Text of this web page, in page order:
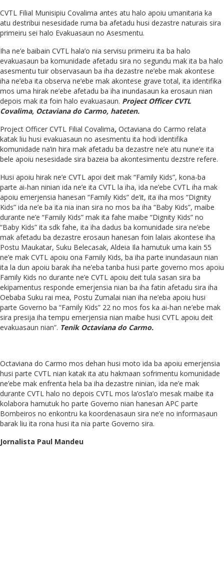
CVTL Filial Munisipiu Covalima antes atu halo apoiu umanitaria ka
atu destribui nesesidade ruma ba afetadu husi dezastre naturais sira
primeiru sei halo Evakuasaun no Asesmentu.
Iha ne’e baibain CVTL hala’o nia servisu primeiru ita ba halo
evakuasaun ba komunidade afetadu sira no segundu mak ita ba halo
asesmentu tuir observasaun ba iha dezastre ne’ebe mak akontese
iha ne’eba ita observa ne’ebe mak akontese grave total, ita identifika
mos uma hirak ne’ebe afetadu ba iha inundasaun ka erosaun nian
depois mak ita foin halo evakuasaun. Project Officer CVTL
Covalima, Octaviana do Carmo, hateten.
Project Officer CVTL Filial Covalima, Octaviana do Carmo relata
katak liu husi evakuasaun no asesmentu ita hodi identifika
komunidade na’in hira mak afetadu ba dezastre ne’e atu nune’e ita
bele apoiu nesesidade sira bazeia ba akontesimentu dezstre refere.
Husi apoiu hirak ne’e CVTL apoi deit mak “Family Kids”, kona-ba
parte ai-han ninian ida ne’e ita CVTL la iha, ida ne’ebe CVTL iha mak
apoiu emerjensia hanesan “Family Kids” de’it, ita iha mos “Dignity
Kids” ida ne’e ba ita nia inan sira no mos ba iha “Baby Kids”, maibe
durante ne’e “Family Kids” mak ita fahe maibe “Dignity Kids” no
“Baby Kids” ita sdk fahe, ita iha dadus ba komunidade sira ne’ebe
mak afetadu ba dezastre erosaun hanesan foin lalais akontese iha
Postu Maukatar, Suku Belecasak, Aldeia Ila hamutuk uma kain 55
ne’e mak CVTL apoiu ona Family Kids, ba iha parte inundasaun nian
ita la dun apoiu barak iha ne’eba tanba husi parte governo mos apoiu
Family Kids no durante ne’e CVTL apoiu deit tula sasan sira ba
ekipamentus responde emerjensia nian ba iha fatin afetadu sira iha
Oebaba Suku rai mea, Postu Zumalai nian iha ne’eba apoiu husi
parte Governo ba “Family Kids” 22 no mos fos ka ai-han ne’ebe mak
sira presija iha tempu emerjensia nian maibe husi CVTL apoiu deit
evakuasaun nian”. Tenik Octaviana do Carmo.
Octaviana do Carmo mos dehan husi moto ida ba apoiu emerjensia
husi parte CVTL nian katak ita atu hakmaan sofrimentu komunidade
ne’ebe mak enfrenta hela ba iha dezastre ninian, ida ne’e mak
durante CVTL halo no depois CVTL mos la’os’la’o mesak maibe ita
kolabora hamutuk ho parte Governo nian hanesan APC parte
Bombeiros no enkontru ka koordenasaun sira ne’e no informasaun
barak liu ita rona husi ita nia parte Governo sira.
Jornalista Paul Mandeu